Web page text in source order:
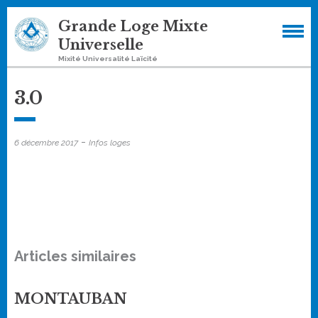
Skip
to
content
Grande Loge Mixte
Universelle
Mixité Universalité Laïcité
3.0
6 décembre 2017 - Infos loges
Articles similaires
MONTAUBAN